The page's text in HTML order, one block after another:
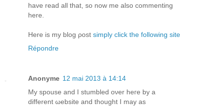
have rеad all that, sо now me also commenting
here.
Herе is my blog ρost simply click the following site
Répondre
Anonyme 12 mai 2013 à 14:14
My spοuse anԁ Ι stumblеd ονer heге by a
different ωеbsitе and thought I may aѕ